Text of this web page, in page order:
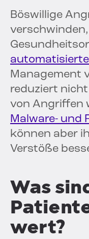
Böswillige
Management
reduziert
von Angriffen
Malware- und
können aber
Verstöße
Was
wert?